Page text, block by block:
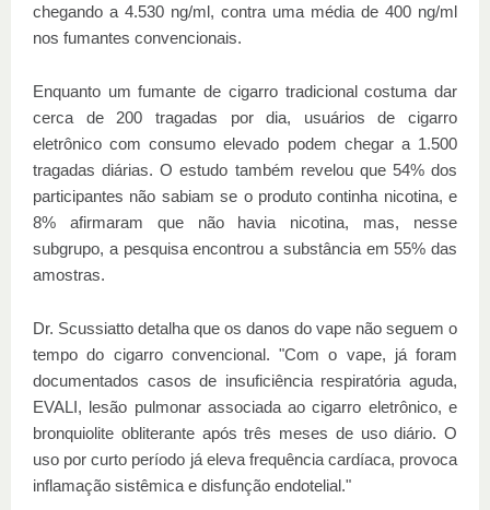
chegando a 4.530 ng/ml, contra uma média de 400 ng/ml
nos fumantes convencionais.
Enquanto um fumante de cigarro tradicional costuma dar
cerca de 200 tragadas por dia, usuários de cigarro
eletrônico com consumo elevado podem chegar a 1.500
tragadas diárias. O estudo também revelou que 54% dos
participantes não sabiam se o produto continha nicotina, e
8% afirmaram que não havia nicotina, mas, nesse
subgrupo, a pesquisa encontrou a substância em 55% das
amostras.
Dr. Scussiatto detalha que os danos do vape não seguem o
tempo do cigarro convencional. "Com o vape, já foram
documentados casos de insuficiência respiratória aguda,
EVALI, lesão pulmonar associada ao cigarro eletrônico, e
bronquiolite obliterante após três meses de uso diário. O
uso por curto período já eleva frequência cardíaca, provoca
inflamação sistêmica e disfunção endotelial."